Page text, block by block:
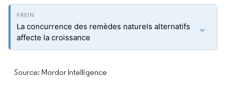
La concurrence des remèdes naturels alternatifs
affecte la croissance
Source: Mordor Intelligence